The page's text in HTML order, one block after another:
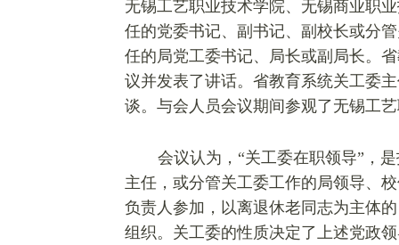
无锡工艺职业技术学院、无锡商业职
任的党委书记、副书记、副校长或分
任的局党工委书记、局长或副局长。
议并发表了讲话。省教育系统关工委
谈。与会人员会议期间参观了无锡工
会议认为，“关工委在职领导”，
主任，或分管关工委工作的局领导、
负责人参加，以离退休老同志为主体
组织。 关工委的性质决定了 上述党政